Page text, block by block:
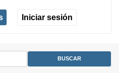
Iniciar sesión